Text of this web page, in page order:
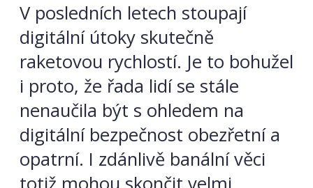
V posledních letech stoupají
digitální útoky skutečně
raketovou rychlostí. Je to bohužel
i proto, že řada lidí se stále
nenaučila být s ohledem na
digitální bezpečnost obezřetní a
opatrní. I zdánlivě banální věci